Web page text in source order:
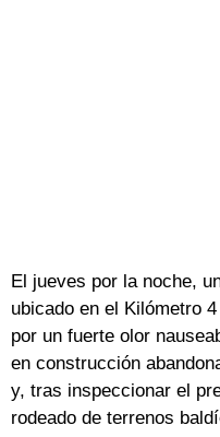
El jueves por la noche,
ubicado en el Kilómetro
por un fuerte olor
en construcción
y, tras inspeccionar el
rodeado de terrenos